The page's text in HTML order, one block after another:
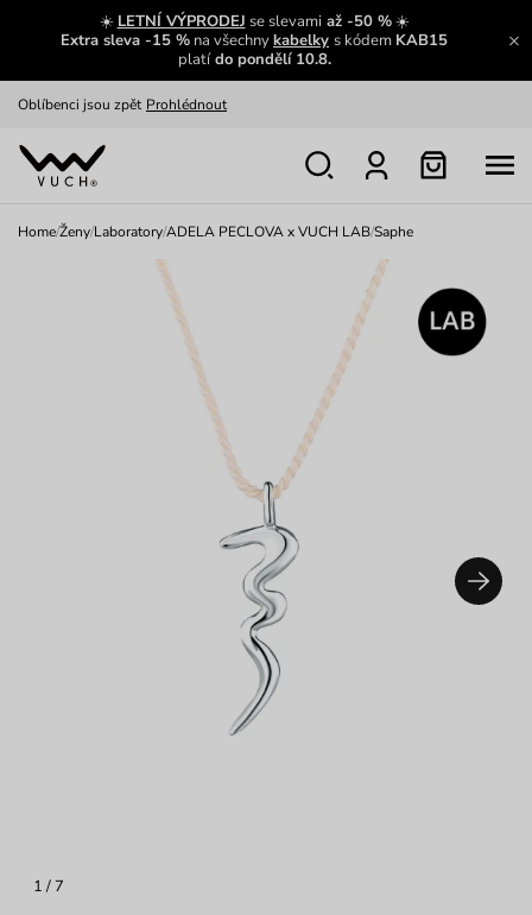
☀️ LETNÍ VÝPRODEJ se slevamiaž -50 %☀️
Extra sleva -15 % na všechnykabelky s kódem KAB15
platído pondělí 10.8.
Zajímavosti ze světa Vuch:
Zobrazit
Oblíbenci jsou zpět Prohlédnout
Nech se inspirovat
Home/Ženy/Laboratory/ADELA PECLOVA x VUCH LAB/Saphe
1 / 7